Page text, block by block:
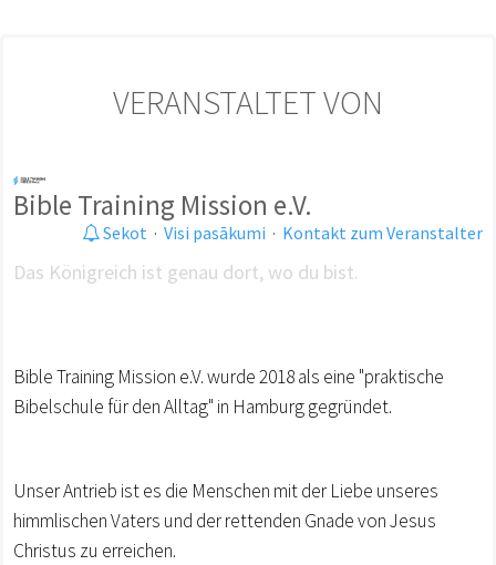
VERANSTALTET VON
Bible Training Mission e.V.
Sekot · Visi pasākumi · Kontakt zum Veranstalter
Das Königreich ist genau dort, wo du bist.
Bible Training Mission e.V. wurde 2018 als eine "praktische
Bibelschule für den Alltag" in Hamburg gegründet.
Unser Antrieb ist es die Menschen mit der Liebe unseres
himmlischen Vaters und der rettenden Gnade von Jesus
Christus zu erreichen.